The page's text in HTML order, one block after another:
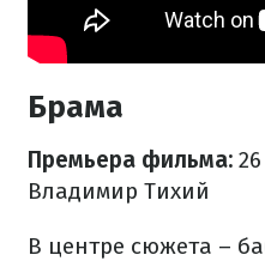
Брама
Премьера фильма:
Владимир Тихий
В центре сюжета –